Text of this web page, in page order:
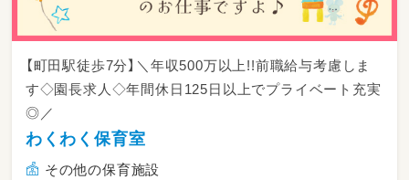
【町田駅徒歩7分】＼年収500万以上!!前職給与考慮しま
す◇園長求人◇年間休日125日以上でプライベート充実
◎／
わくわく保育室
その他の保育施設